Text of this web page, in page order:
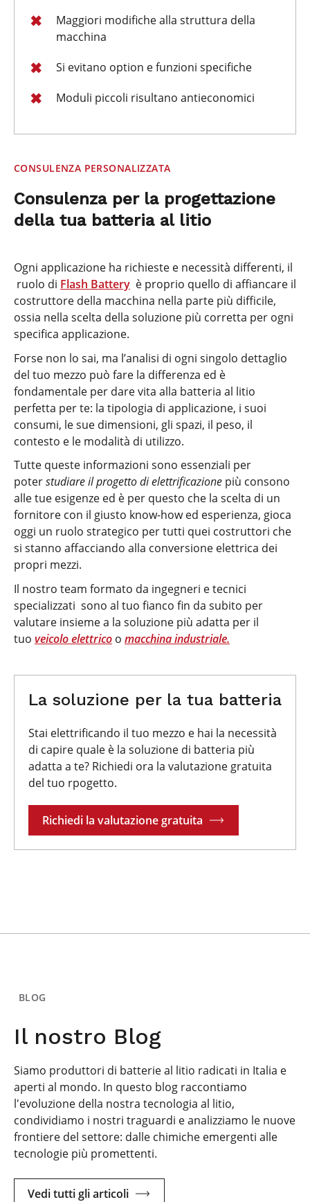
Maggiori modifiche alla struttura della
macchina
Si evitano option e funzioni specifiche
Moduli piccoli risultano antieconomici
CONSULENZA PERSONALIZZATA
Consulenza per la progettazione
della tua batteria al litio
Ogni applicazione ha richieste e necessità differenti, il
ruolo di Flash Battery è proprio quello di affiancare il
costruttore della macchina nella parte più difficile,
ossia nella scelta della soluzione più corretta per ogni
specifica applicazione.
Forse non lo sai, ma l’analisi di ogni singolo dettaglio
del tuo mezzo può fare la differenza ed è
fondamentale per dare vita alla batteria al litio
perfetta per te: la tipologia di applicazione, i suoi
consumi, le sue dimensioni, gli spazi, il peso, il
contesto e le modalità di utilizzo.
Tutte queste informazioni sono essenziali per
poterstudiare il progetto di elettrificazione più consono
alle tue esigenze ed è per questo che la scelta di un
fornitore con il giusto know-how ed esperienza, gioca
oggi un ruolo strategico per tutti quei costruttori che
si stanno affacciando alla conversione elettrica dei
propri mezzi.
Il nostro team formato da ingegneri e tecnici
specializzati sono al tuo fianco fin da subito per
valutare insieme a la soluzione più adatta per il
tuo veicolo elettrico o macchina industriale.
La soluzione per la tua batteria
Stai elettrificando il tuo mezzo e hai la necessità
di capire quale è la soluzione di batteria più
adatta a te? Richiedi ora la valutazione gratuita
del tuo rpogetto.
Richiedi la valutazione gratuita
BLOG
Il nostro Blog
Siamo produttori di batterie al litio radicati in Italia e
aperti al mondo. In questo blog raccontiamo
l'evoluzione della nostra tecnologia al litio,
condividiamo i nostri traguardi e analizziamo le nuove
frontiere del settore: dalle chimiche emergenti alle
tecnologie più promettenti.
Vedi tutti gli articoli